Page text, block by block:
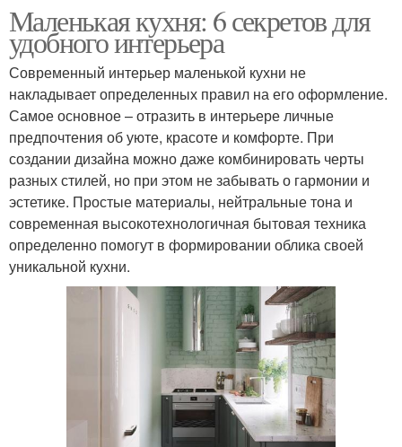
Маленькая кухня: 6 секретов для
удобного интерьера
Современный интерьер маленькой кухни не
накладывает определенных правил на его оформление.
Самое основное – отразить в интерьере личные
предпочтения об уюте, красоте и комфорте. При
создании дизайна можно даже комбинировать черты
разных стилей, но при этом не забывать о гармонии и
эстетике. Простые материалы, нейтральные тона и
современная высокотехнологичная бытовая техника
определенно помогут в формировании облика своей
уникальной кухни.